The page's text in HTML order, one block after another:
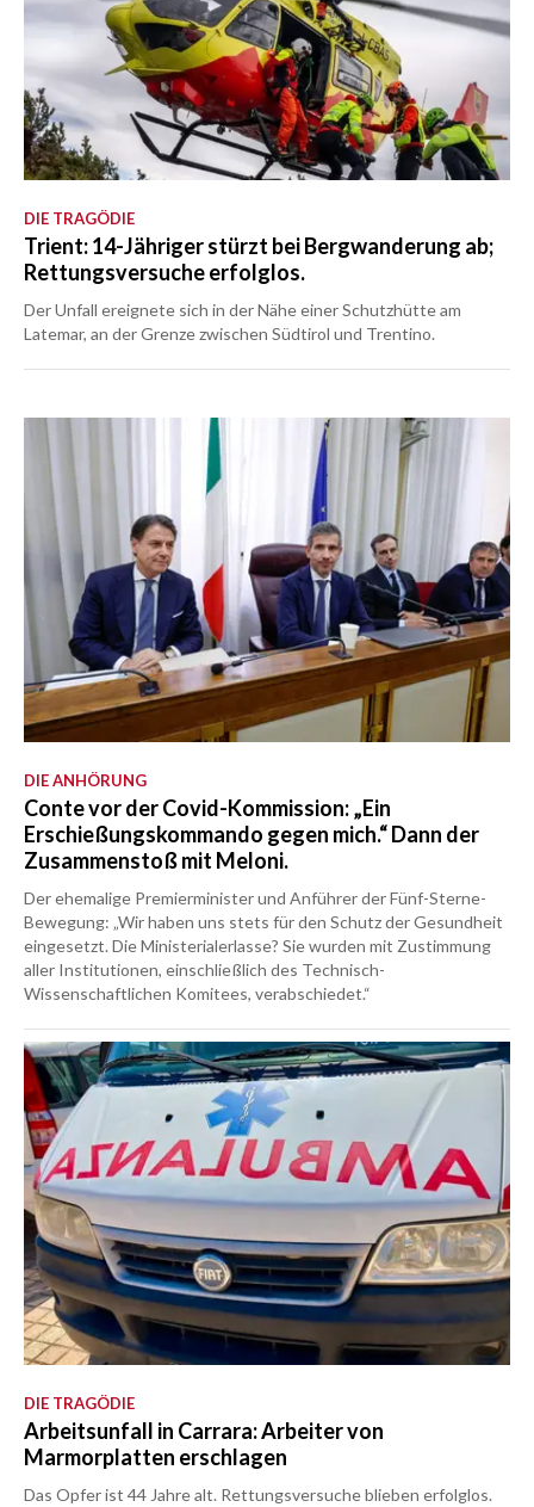
DIE TRAGÖDIE
Trient: 14-Jähriger stürzt bei Bergwanderung ab;
Rettungsversuche erfolglos.
Der Unfall ereignete sich in der Nähe einer Schutzhütte am
Latemar, an der Grenze zwischen Südtirol und Trentino.
DIE ANHÖRUNG
Conte vor der Covid-Kommission: „Ein
Erschießungskommando gegen mich.“ Dann der
Zusammenstoß mit Meloni.
Der ehemalige Premierminister und Anführer der Fünf-Sterne-
Bewegung: „Wir haben uns stets für den Schutz der Gesundheit
eingesetzt. Die Ministerialerlasse? Sie wurden mit Zustimmung
aller Institutionen, einschließlich des Technisch-
Wissenschaftlichen Komitees, verabschiedet.“
DIE TRAGÖDIE
Arbeitsunfall in Carrara: Arbeiter von
Marmorplatten erschlagen
Das Opfer ist 44 Jahre alt. Rettungsversuche blieben erfolglos.